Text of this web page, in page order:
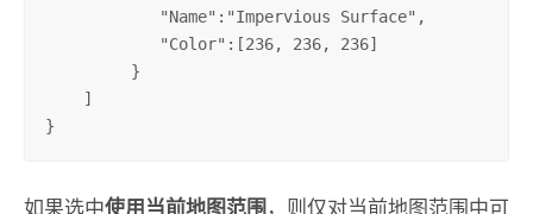
            "Name":"Impervious Surface",
            "Color":[236, 236, 236]
         }
    ]
}
如果选中使用当前地图范围 ，则仅对当前地图范围中可